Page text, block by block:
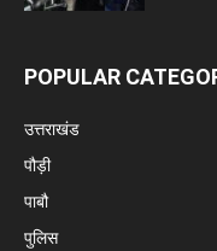
POPULAR
उत्तराखंड
पौड़ी
पाबौ
पुलिस